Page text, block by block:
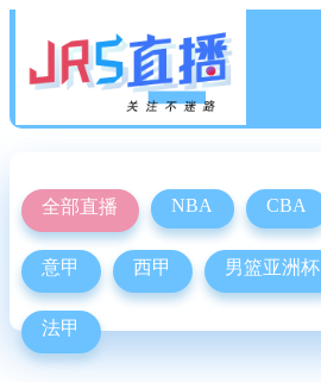
全部直播 NBA CBA
意甲 西甲 男篮亚洲杯
法甲